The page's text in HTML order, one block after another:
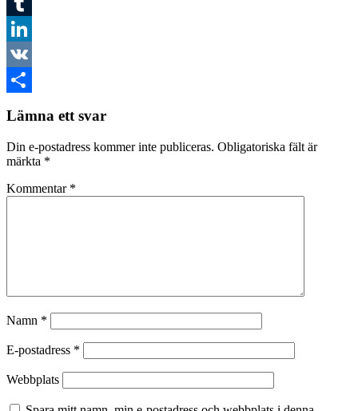
Tumblr
LinkedIn
VK
Lämna ett svar
Din e-postadress kommer inte publiceras. Obligatoriska fält är
märkta *
Kommentar *
Namn *
E-postadress *
Webbplats